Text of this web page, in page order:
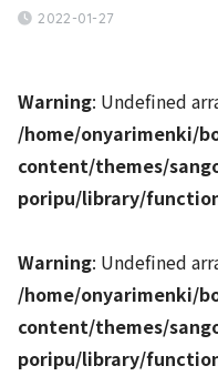
2022-01-27
Warning: Undefined
/home/onyarimenki/
content/themes/
poripu/library/
Warning: Undefined
/home/onyarimenki/
content/themes/
poripu/library/